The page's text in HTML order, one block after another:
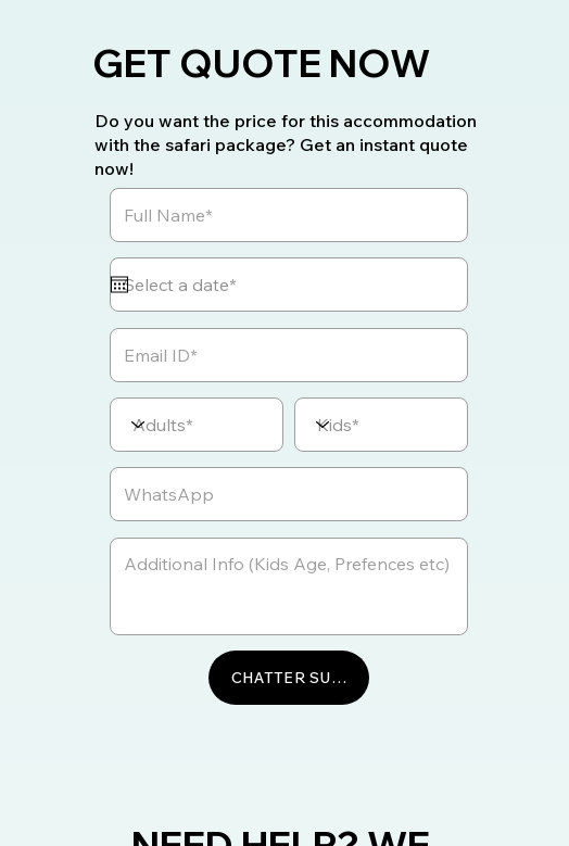
GET QUOTE NOW
Do you want the price for this accommodation
with the safari package? Get an instant quote
now!
CHATTER SUR WHATSAPP